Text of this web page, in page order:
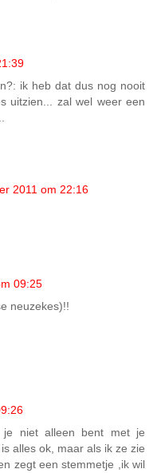
ik heb dat dus nog nooit
uitzien... zal wel weer een
2011 om 22:16
09:25
neuzekes)!!
niet alleen bent met je
alles ok, maar als ik ze zie
zegt een stemmetje ,ik wil